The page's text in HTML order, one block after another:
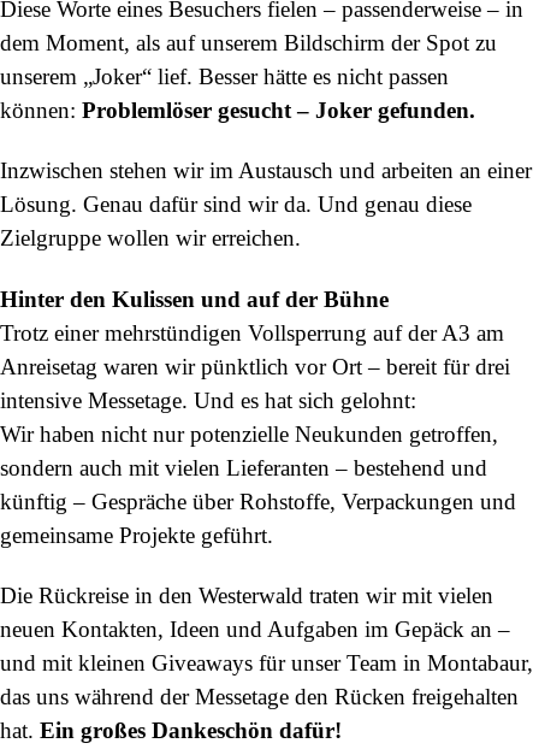
Diese Worte eines Besuchers fielen – passenderweise – in
dem Moment, als auf unserem Bildschirm der Spot zu
unserem „Joker“ lief. Besser hätte es nicht passen
können: Problemlöser gesucht – Joker gefunden.
Inzwischen stehen wir im Austausch und arbeiten an einer
Lösung. Genau dafür sind wir da. Und genau diese
Zielgruppe wollen wir erreichen.
Hinter den Kulissen und auf der Bühne
Trotz einer mehrstündigen Vollsperrung auf der A3 am
Anreisetag waren wir pünktlich vor Ort – bereit für drei
intensive Messetage. Und es hat sich gelohnt:
Wir haben nicht nur potenzielle Neukunden getroffen,
sondern auch mit vielen Lieferanten – bestehend und
künftig – Gespräche über Rohstoffe, Verpackungen und
gemeinsame Projekte geführt.
Die Rückreise in den Westerwald traten wir mit vielen
neuen Kontakten, Ideen und Aufgaben im Gepäck an –
und mit kleinen Giveaways für unser Team in Montabaur,
das uns während der Messetage den Rücken freigehalten
hat. Ein großes Dankeschön dafür!